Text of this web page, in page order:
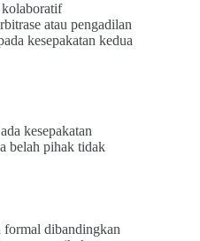
kolaboratif
atau pengadilan
kesepakatan kedua
kesepakatan
belah pihak tidak
formal dibandingkan